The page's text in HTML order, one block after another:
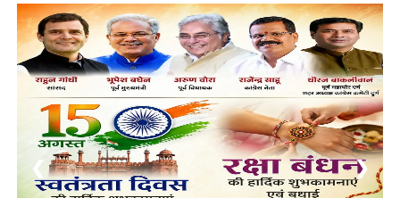
❮ ❯